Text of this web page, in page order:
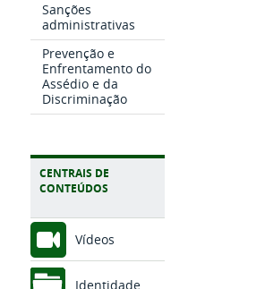
Sanções
administrativas
Prevenção e
Enfrentamento do
Assédio e da
Discriminação
CENTRAIS DE
CONTEÚDOS
Vídeos
Identidade